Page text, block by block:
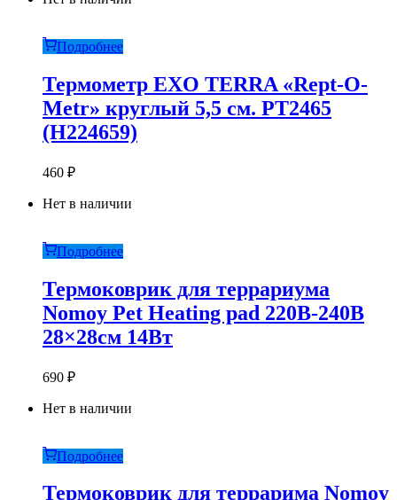
Подробнее
Термометр EXO TERRA «Rept-O-
Metr» круглый 5,5 см. PT2465
(H224659)
460 ₽
Нет в наличии
Подробнее
Термоковрик для террариума
Nomoy Pet Heating pad 220В-240В
28×28см 14Вт
690 ₽
Нет в наличии
Подробнее
Термоковрик для террарима Nomoy